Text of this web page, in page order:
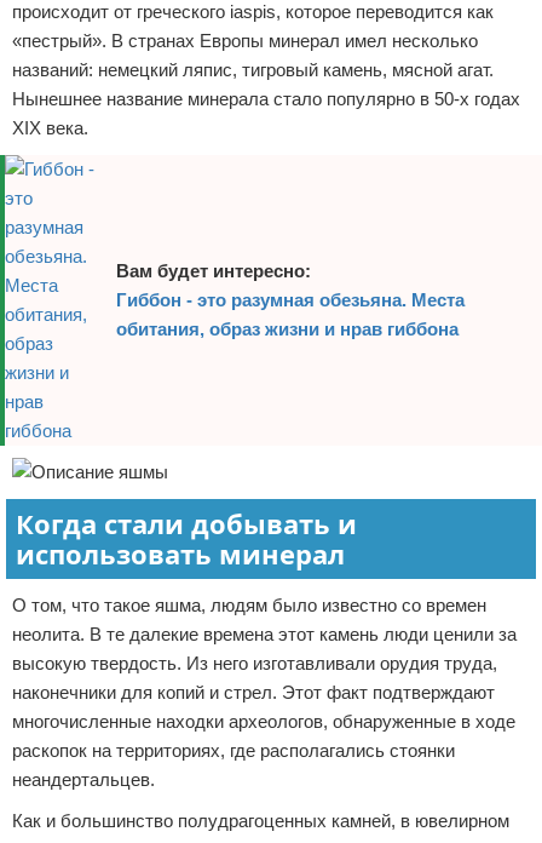
происходит от греческого iaspis, которое переводится как
«пестрый». В странах Европы минерал имел несколько
названий: немецкий ляпис, тигровый камень, мясной агат.
Нынешнее название минерала стало популярно в 50-х годах
XIX века.
Вам будет интересно:
Гиббон - это разумная обезьяна. Места
обитания, образ жизни и нрав гиббона
Когда стали добывать и
использовать минерал
О том, что такое яшма, людям было известно со времен
неолита. В те далекие времена этот камень люди ценили за
высокую твердость. Из него изготавливали орудия труда,
наконечники для копий и стрел. Этот факт подтверждают
многочисленные находки археологов, обнаруженные в ходе
раскопок на территориях, где располагались стоянки
неандертальцев.
Как и большинство полудрагоценных камней, в ювелирном